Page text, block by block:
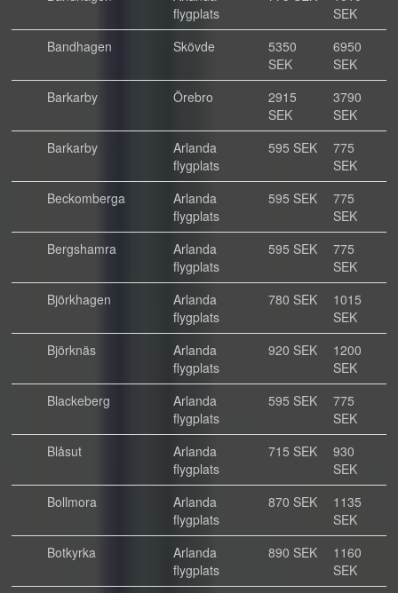
flygplats
SEK
Bandhagen
Skövde
5350
SEK
6950
SEK
Barkarby
Örebro
2915
SEK
3790
SEK
Barkarby
Arlanda
flygplats
595 SEK
775
SEK
Beckomberga
Arlanda
flygplats
595 SEK
775
SEK
Bergshamra
Arlanda
flygplats
595 SEK
775
SEK
Björkhagen
Arlanda
flygplats
780 SEK
1015
SEK
Björknäs
Arlanda
flygplats
920 SEK
1200
SEK
Blackeberg
Arlanda
flygplats
595 SEK
775
SEK
Blåsut
Arlanda
flygplats
715 SEK
930
SEK
Bollmora
Arlanda
flygplats
870 SEK
1135
SEK
Botkyrka
Arlanda
flygplats
890 SEK
1160
SEK